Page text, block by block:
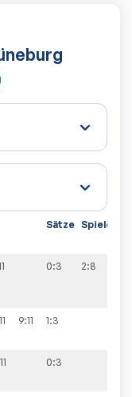
Sätze Spiele
0:3 2:8
9:11 1:3
0:3